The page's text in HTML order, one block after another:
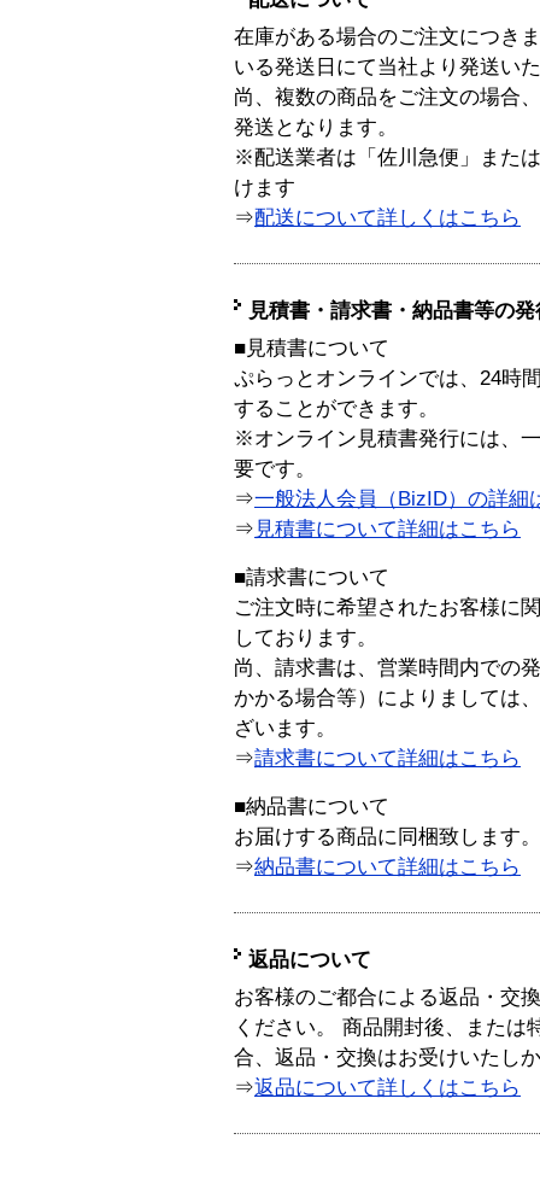
在庫がある場合のご注文につき
いる発送日にて当社より発送い
尚、複数の商品をご注文の場合
発送となります。
※配送業者は「佐川急便」また
けます
⇒配送について詳しくはこちら
見積書・請求書・納品書等の
■見積書について
ぷらっとオンラインでは、24時
することができます。
※オンライン見積書発行には、
要です。
⇒一般法人会員（BizID）の詳細
⇒ 見積書について詳細はこちら
■請求書について
ご注文時に希望されたお客様に
しております。
尚、請求書は、営業時間内での
かかる場合等）によりましては
ざいます。
⇒請求書について詳細はこちら
■納品書について
お届けする商品に同梱致します。
⇒納品書について詳細はこちら
返品について
お客様のご都合による返品・交
ください。 商品開封後、または
合、返品・交換はお受けいたし
⇒返品について詳しくはこちら